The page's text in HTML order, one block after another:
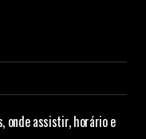
onde assistir, horário e